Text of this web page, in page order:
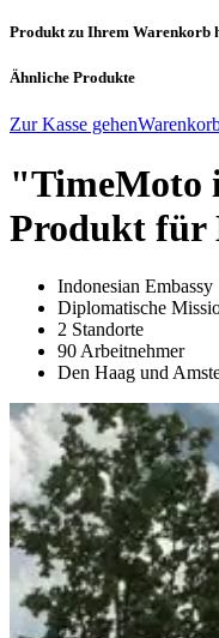
Produkt zu Ihrem Warenkorb
Ähnliche Produkte
Zur Kasse gehen
"TimeMoto
Produkt für
Indonesian Embassy
Diplomatische
2 Standorte
90 Arbeitnehmer
Den Haag und